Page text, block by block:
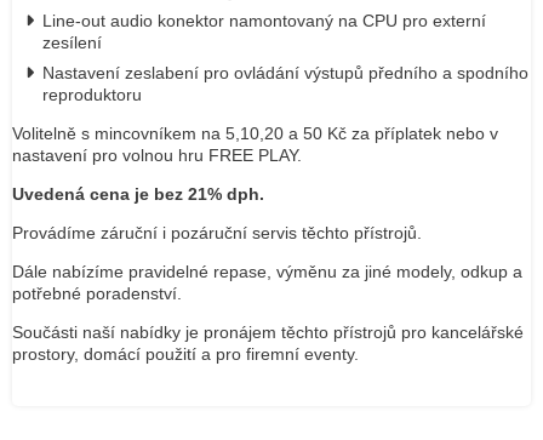
Line-out audio konektor namontovaný na CPU pro externí
zesílení
Nastavení zeslabení pro ovládání výstupů předního a spodního
reproduktoru
Volitelně s mincovníkem na 5,10,20 a 50 Kč za příplatek nebo v
nastavení pro volnou hru FREE PLAY.
Uvedená cena je bez 21% dph.
Provádíme záruční i pozáruční servis těchto přístrojů.
Dále nabízíme pravidelné repase, výměnu za jiné modely, odkup a
potřebné poradenství.
Součásti naší nabídky je pronájem těchto přístrojů pro kancelářské
prostory, domácí použití a pro firemní eventy.